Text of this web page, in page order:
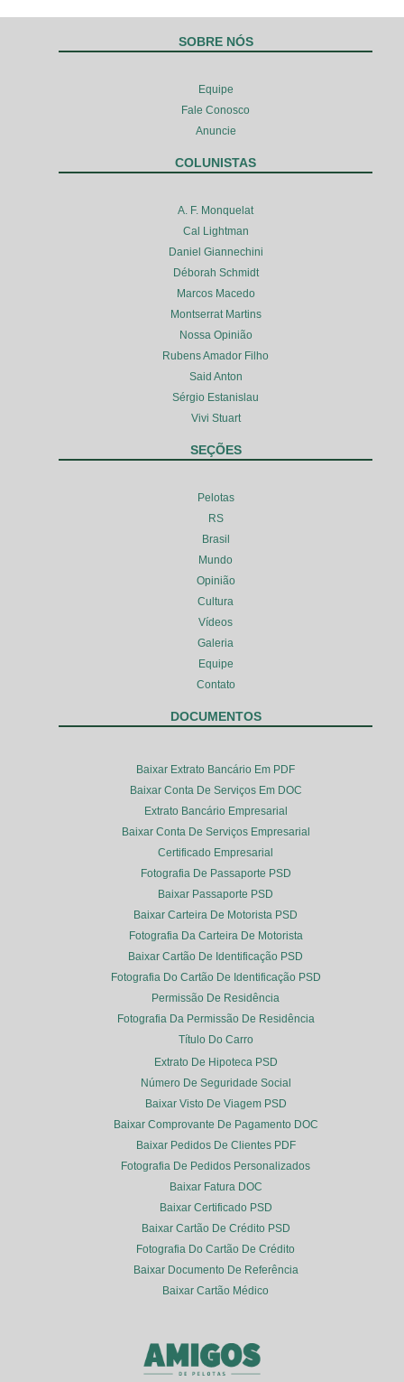
SOBRE NÓS
Equipe
Fale Conosco
Anuncie
COLUNISTAS
A. F. Monquelat
Cal Lightman
Daniel Giannechini
Déborah Schmidt
Marcos Macedo
Montserrat Martins
Nossa Opinião
Rubens Amador Filho
Said Anton
Sérgio Estanislau
Vivi Stuart
SEÇÕES
Pelotas
RS
Brasil
Mundo
Opinião
Cultura
Vídeos
Galeria
Equipe
Contato
DOCUMENTOS
Baixar Extrato Bancário Em PDF
Baixar Conta De Serviços Em DOC
Extrato Bancário Empresarial
Baixar Conta De Serviços Empresarial
Certificado Empresarial
Fotografia De Passaporte PSD
Baixar Passaporte PSD
Baixar Carteira De Motorista PSD
Fotografia Da Carteira De Motorista
Baixar Cartão De Identificação PSD
Fotografia Do Cartão De Identificação PSD
Permissão De Residência
Fotografia Da Permissão De Residência
Título Do Carro
Extrato De Hipoteca PSD
Número De Seguridade Social
Baixar Visto De Viagem PSD
Baixar Comprovante De Pagamento DOC
Baixar Pedidos De Clientes PDF
Fotografia De Pedidos Personalizados
Baixar Fatura DOC
Baixar Certificado PSD
Baixar Cartão De Crédito PSD
Fotografia Do Cartão De Crédito
Baixar Documento De Referência
Baixar Cartão Médico